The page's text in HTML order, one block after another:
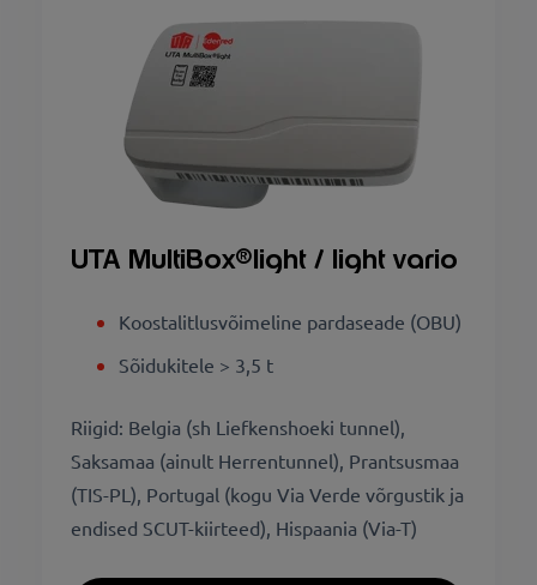
UTA MultiBox®light / light vario
Koostalitlusvõimeline pardaseade (OBU)
Sõidukitele > 3,5 t
Riigid: Belgia (sh Liefkenshoeki tunnel),
Saksamaa (ainult Herrentunnel), Prantsusmaa
(TIS-PL), Portugal (kogu Via Verde võrgustik ja
endised SCUT-kiirteed), Hispaania (Via-T)